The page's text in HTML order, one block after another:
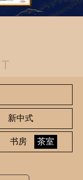
新中式
书房
茶室